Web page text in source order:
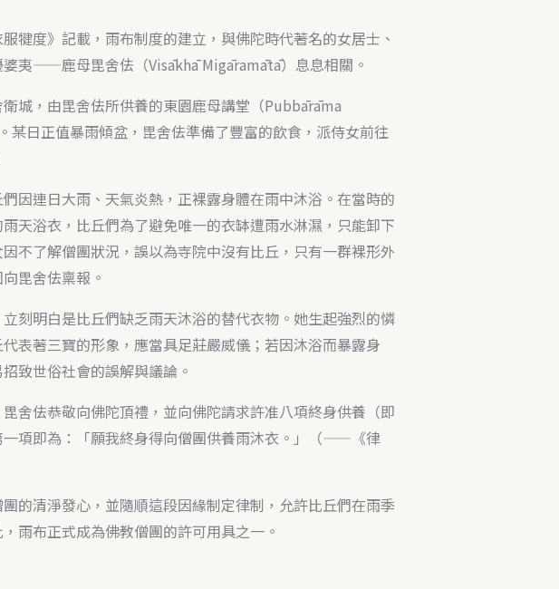
犍度》記載，雨布制度的建立，與佛陀時代著名的女居士、
夷——鹿母毘舍佉（Visākhā Migāramātā）息息相關。
城，由毘舍佉所供養的東園鹿母講堂（Pubbārāma
某日正值暴雨傾盆，毘舍佉準備了豐富的飲食，派侍女前往
因連日大雨、天氣炎熱，正裸露身體在雨中沐浴。在當時的
天浴衣，比丘們為了避免唯一的衣缽遭雨水淋濕，只能卸下
不了解僧團狀況，誤以為寺院中沒有比丘，只有一群裸形外
毘舍佉稟報。
刻明白是比丘們缺乏雨天沐浴的替代衣物。她生起強烈的憐
表著三寶的形象，應當具足莊嚴威儀；若因沐浴而暴露身
致世俗社會的誤解與議論。
舍佉恭敬向佛陀頂禮，並向佛陀請求許准八項終身供養（即
項即為：「願我終身得向僧團供養雨沐衣。」（——《律
的清淨發心，並隨順這段因緣制定律制，允許比丘們在雨季
雨布正式成為佛教僧團的許可用具之一。